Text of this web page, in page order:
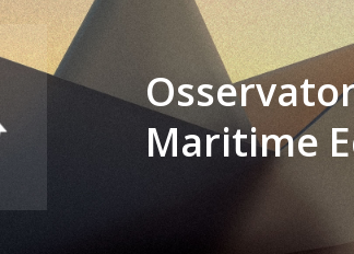
Maritime